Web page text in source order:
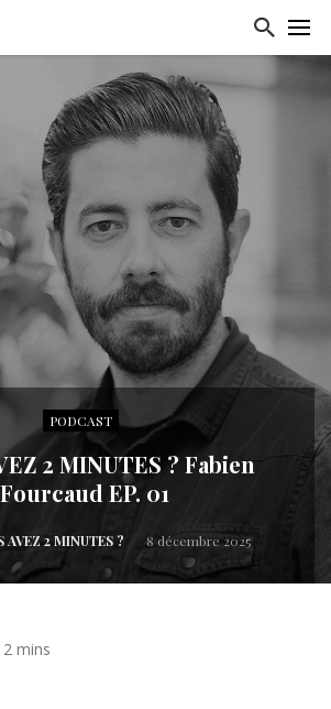
PODCAST
2 MINUTES ? Fabien
Fourcaud EP. 01
AVEZ 2 MINUTES ? 8 décembre 2025